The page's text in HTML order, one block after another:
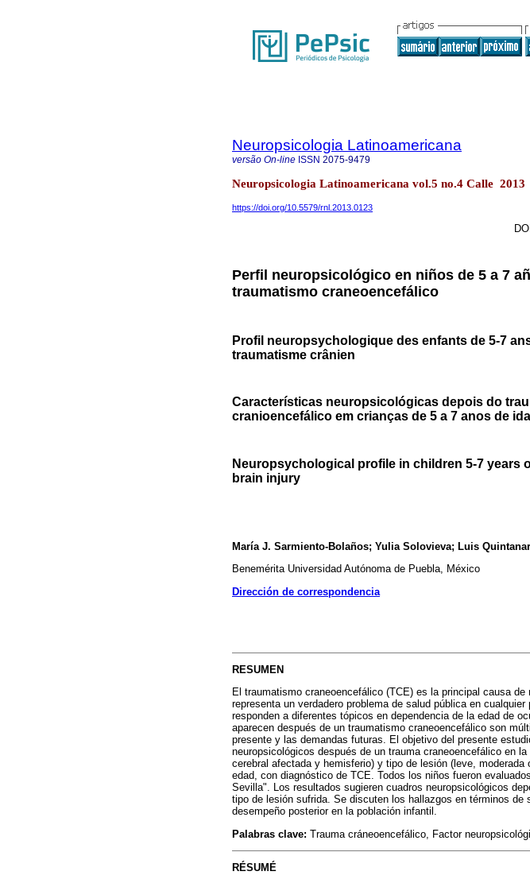
Neuropsicologia Latinoamericana
versão On-line ISSN 2075-9479
Neuropsicologia Latinoamericana vol.5 no.4 Calle 2013
https://doi.org/10.5579/rnl.2013.0123
Perfil neuropsicológico en niños de 5 a 7
traumatismo craneoencefálico
Profil neuropsychologique des enfants de 5-7
traumatisme crânien
Características neuropsicológicas depois do
cranioencefálico em crianças de 5 a 7 anos de
Neuropsychological profile in children 5-7 years
brain injury
María J. Sarmiento-Bolaños; Yulia Solovieva; Luis Quintanar
Benemérita Universidad Autónoma de Puebla, México
Dirección de correspondencia
RESUMEN
El traumatismo craneoencefálico (TCE) es la principal causa
representa un verdadero problema de salud pública en
responden a diferentes tópicos en dependencia de la edad de
aparecen después de un traumatismo craneoencefálico son
presente y las demandas futuras. El objetivo del presente
neuropsicológicos después de un trauma craneoencefálico en
cerebral afectada y hemisferio) y tipo de lesión (leve,
edad, con diagnóstico de TCE. Todos los niños fueron
Sevilla". Los resultados sugieren cuadros neuropsicológicos
tipo de lesión sufrida. Se discuten los hallazgos en términos
desempeño posterior en la población infantil.
Palabras clave: Trauma cráneoencefálico, Factor
RÉSUMÉ